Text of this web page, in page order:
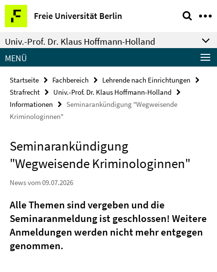
Springe
direkt
zu
Inhalt
Freie Universität Berlin
Service-
Navigation
Univ.-Prof. Dr. Klaus Hoffmann-Holland
MENÜ
Startseite Fachbereich
Lehrende nach Einrichtungen
Strafrecht
Univ.-Prof. Dr. Klaus Hoffmann-Holland
Informationen
Seminarankündigung "Wegweisende
Kriminologinnen"
Seminarankündigung
"Wegweisende Kriminologinnen"
News vom 09.07.2026
Alle Themen sind vergeben und die
Seminaranmeldung ist geschlossen! Weitere
Anmeldungen werden nicht mehr entgegen
genommen.